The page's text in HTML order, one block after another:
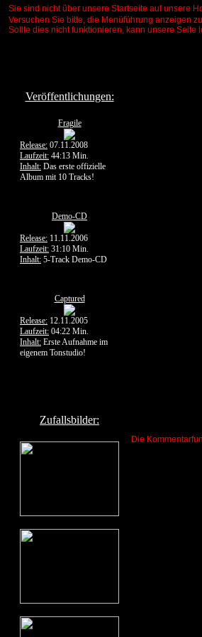
Sie sind nicht über unsere Startseite auf unsere
Versuchen Sie bitte, die Menüführung anzeigen
Sollte dies nicht funktionieren, kann unsere
Veröffentlichungen:
Fragile
Release: 07.11.2008
Laufzeit: 44:13 Min.
Inhalt: Das erste offizielle
Album mit 10 Tracks!
Demo-CD
Release: 11.11.2006
Laufzeit: 31:10 Min.
Inhalt: 5-Track Demo-CD
Captured
Release: 12.11.2005
Laufzeit: 04:22 Min.
Inhalt: Erste Aufnahme im
eigenem Tonstudio!
Zufallsbilder:
Die